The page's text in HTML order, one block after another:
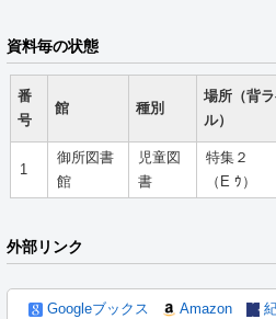
資料毎の状態
番
号
館 種別
場所（背
ル）
1
御所図書
館
児童図
書
特集２
（E ｳ）
外部リンク
Googleブックス Amazon